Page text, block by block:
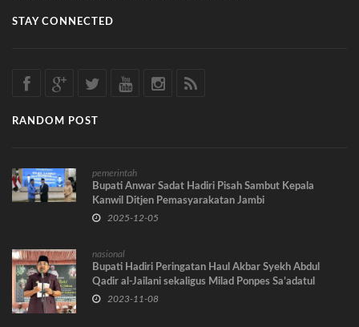
STAY CONNECTED
RANDOM POST
pemerintah
Bupati Anwar Sadat Hadiri Pisah Sambut Kepala
Kanwil Ditjen Pemasyarakatan Jambi
2025-12-05
nasional
Bupati Hadiri Peringatan Haul Akbar Syekh Abdul
Qadir al-Jailani sekaligus Milad Ponpes Sa’adatul
Abadiyah ke-33 Tahun 2023
2023-11-08